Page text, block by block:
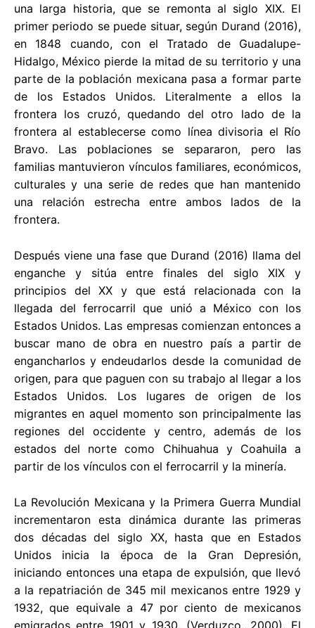
una larga historia, que se remonta al siglo XIX. El
primer periodo se puede situar, según Durand (2016),
en 1848 cuando, con el Tratado de Guadalupe-
Hidalgo, México pierde la mitad de su territorio y una
parte de la población mexicana pasa a formar parte
de los Estados Unidos. Literalmente a ellos la
frontera los cruzó, quedando del otro lado de la
frontera al establecerse como línea divisoria el Río
Bravo. Las poblaciones se separaron, pero las
familias mantuvieron vínculos familiares, económicos,
culturales y una serie de redes que han mantenido
una relación estrecha entre ambos lados de la
frontera.
Después viene una fase que Durand (2016) llama del
enganche y sitúa entre finales del siglo XIX y
principios del XX y que está relacionada con la
llegada del ferrocarril que unió a México con los
Estados Unidos. Las empresas comienzan entonces a
buscar mano de obra en nuestro país a partir de
engancharlos y endeudarlos desde la comunidad de
origen, para que paguen con su trabajo al llegar a los
Estados Unidos. Los lugares de origen de los
migrantes en aquel momento son principalmente las
regiones del occidente y centro, además de los
estados del norte como Chihuahua y Coahuila a
partir de los vínculos con el ferrocarril y la minería.
La Revolución Mexicana y la Primera Guerra Mundial
incrementaron esta dinámica durante las primeras
dos décadas del siglo XX, hasta que en Estados
Unidos inicia la época de la Gran Depresión,
iniciando entonces una etapa de expulsión, que llevó
a la repatriación de 345 mil mexicanos entre 1929 y
1932, que equivale a 47 por ciento de mexicanos
emigrados entre 1901 y 1930. (Verduzco, 2000). El